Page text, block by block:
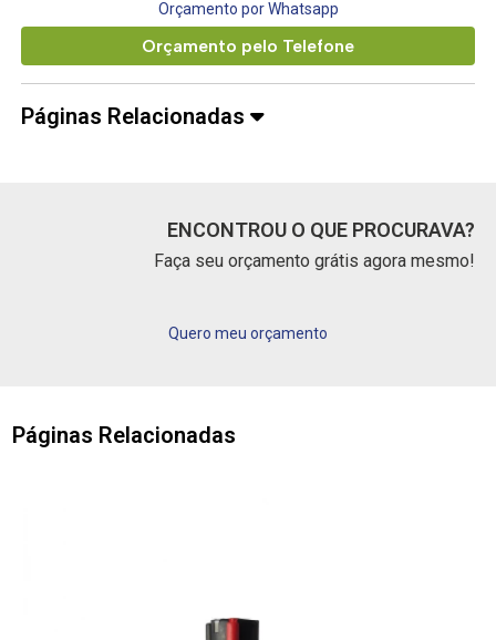
Orçamento por Whatsapp
Orçamento pelo Telefone
Páginas Relacionadas
ENCONTROU O QUE PROCURAVA?
Faça seu orçamento grátis agora mesmo!
Quero meu orçamento
Páginas Relacionadas